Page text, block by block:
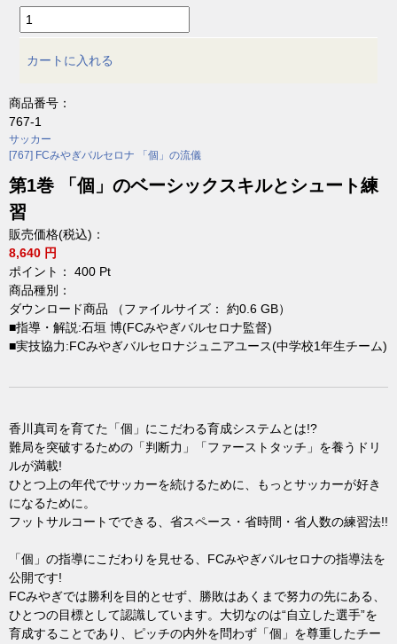
カートに入れる
商品番号：
767-1
サッカー
[767] FCみやぎバルセロナ 「個」の流儀
第1巻 「個」のベーシックスキルとシュート練
習
販売価格(税込)：
8,640 円
ポイント： 400 Pt
商品種別：
ダウンロード商品 （ファイルサイズ： 約0.6 GB）
■指導・解説:石垣 博(FCみやぎバルセロナ監督)
■実技協力:FCみやぎバルセロナジュニアユース(中学校1年生チーム)
香川真司を育てた「個」にこだわる育成システムとは!?
難局を突破するための「判断力」「ファーストタッチ」を養うドリ
ルが満載!
ひとつ上の年代でサッカーを続けるために、もっとサッカーが好き
になるために。
フットサルコートでできる、省スペース・省時間・省人数の練習法!!
「個」の指導にこだわりを見せる、FCみやぎバルセロナの指導法を
公開です!
FCみやぎでは勝利を目的とせず、勝敗はあくまで努力の先にある、
ひとつの目標として認識しています。大切なのは“自立した選手”を
育成することであり、ピッチの内外を問わず「個」を尊重したチー